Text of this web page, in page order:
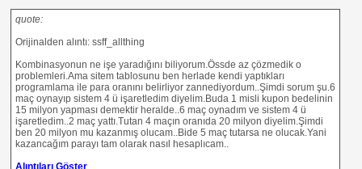
quote:
Orijinalden alıntı: ssff_allthing
Kombinasyonun ne işe yaradığını biliyorum.Össde az çözmedik o
problemleri.Ama sitem tablosunu ben herlade kendi yaptıkları
programlama ile para oranını belirliyor zannediyordum..Şimdi sorum şu.6
maç oynayıp sistem 4 ü işaretledim diyelim.Buda 1 misli kupon bedelinin
15 milyon yapması demektir heralde..6 maç oynadım ve sistem 4 ü
işaretledim..2 maç yattı.Tutan 4 maçın oranıda 20 milyon diyelim.Şimdi
ben 20 milyon mu kazanmış olucam..Bide 5 maç tutarsa ne olucak.Yani
kazancağım parayı tam olarak nasıl hesaplıcam..
Alıntıları Göster